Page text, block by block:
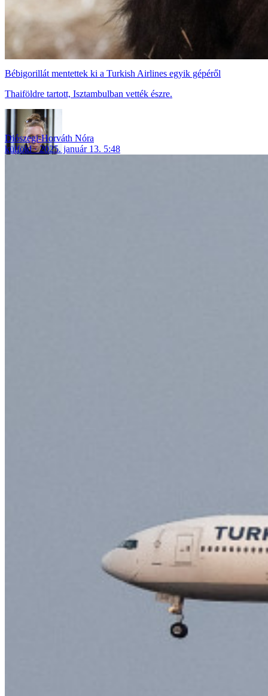
Bébigorillát mentettek ki a Turkish Airlines egyik gépéről
Thaiföldre tartott, Isztambulban vették észre.
Diószegi-Horváth Nóra
külföld
2025. január 13. 5:48